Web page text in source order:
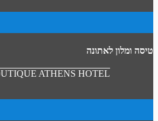
טיסה ומלון לאתונה
ATHENS HOTEL